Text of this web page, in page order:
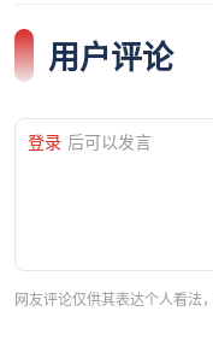
用户评论
登录 后可以发言
网友评论仅供其表达个人看法